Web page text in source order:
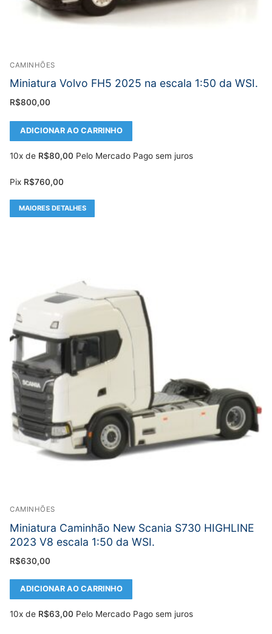
CAMINHÕES
Miniatura Volvo FH5 2025 na escala 1:50 da WSI.
R$800,00
ADICIONAR AO CARRINHO
10x de R$80,00 Pelo Mercado Pago sem juros
Pix R$760,00
MAIORES DETALHES
CAMINHÕES
Miniatura Caminhão New Scania S730 HIGHLINE
2023 V8 escala 1:50 da WSI.
R$630,00
ADICIONAR AO CARRINHO
10x de R$63,00 Pelo Mercado Pago sem juros